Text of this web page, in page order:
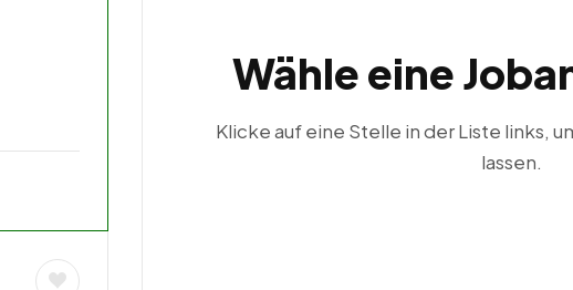
Wähle eine
Klicke auf eine Stelle in der Liste links,
lassen.